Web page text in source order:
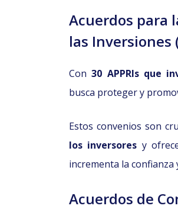
Acuerdos para
las Inversiones
Con30 APPRIs que
busca proteger y
Estos convenios son
los inversores y
incrementa la confianza
Acuerdos de